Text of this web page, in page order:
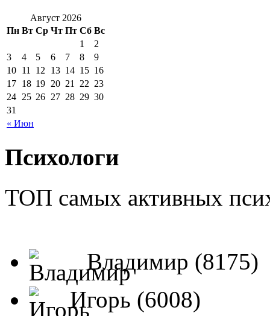
Август 2026
Пн Вт Ср Чт Пт Сб Вс
« Июн
1
2
3
4 5 6 7 8
9
10 11 12 13 14 15 16
17 18 19 20 21 22 23
24 25 26 27 28 29 30
31
Психологи
ТОП самых активных
Владимир (8175)
Игорь (6008)